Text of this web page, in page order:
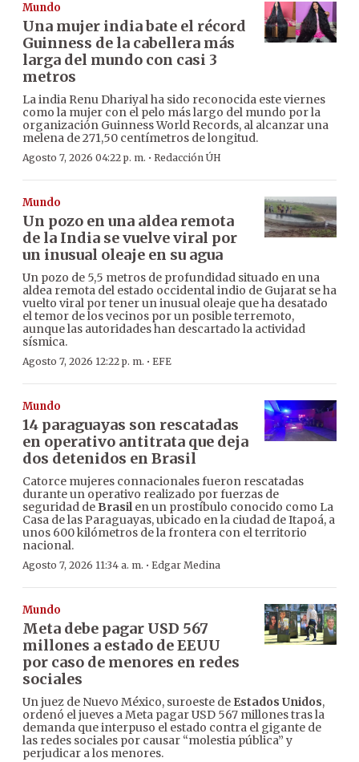
Mundo
Una mujer india bate el récord
Guinness de la cabellera más
larga del mundo con casi 3
metros
La india Renu Dhariyal ha sido reconocida este viernes
como la mujer con el pelo más largo del mundo por la
organización Guinness World Records, al alcanzar una
melena de 271,50 centímetros de longitud.
Agosto 7, 2026 04:22 p. m. · Redacción ÚH
Mundo
Un pozo en una aldea remota
de la India se vuelve viral por
un inusual oleaje en su agua
Un pozo de 5,5 metros de profundidad situado en una
aldea remota del estado occidental indio de Gujarat se ha
vuelto viral por tener un inusual oleaje que ha desatado
el temor de los vecinos por un posible terremoto,
aunque las autoridades han descartado la actividad
sísmica.
Agosto 7, 2026 12:22 p. m. · EFE
Mundo
14 paraguayas son rescatadas
en operativo antitrata que deja
dos detenidos en Brasil
Catorce mujeres connacionales fueron rescatadas
durante un operativo realizado por fuerzas de
seguridad de Brasilen un prostíbulo conocido como La
Casa de las Paraguayas, ubicado en la ciudad de Itapoá, a
unos 600 kilómetros de la frontera con el territorio
nacional.
Agosto 7, 2026 11:34 a. m. · Edgar Medina
Mundo
Meta debe pagar USD 567
millones a estado de EEUU
por caso de menores en redes
sociales
Un juez de Nuevo México, suroeste de Estados Unidos,
ordenó el jueves a Meta pagar USD 567 millones tras la
demanda que interpuso el estado contra el gigante de
las redes sociales por causar “molestia pública” y
perjudicar a los menores.